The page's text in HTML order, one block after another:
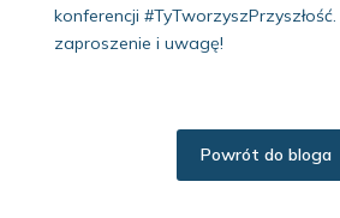
konferencji
zaproszenie i uwagę!
Powrót do bloga